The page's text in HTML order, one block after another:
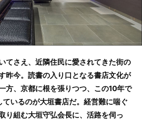
てさえ、近隣住民に愛されてきた街の
昨今。読書の入り口となる書店文化が
方、京都に根を張りつつ、この10年で
いるのが大垣書店だ。経営難に喘ぐ
り組む大垣守弘会長に、活路を伺っ